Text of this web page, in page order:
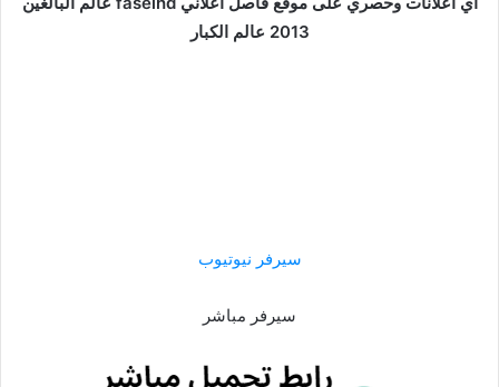
2013 عالم الكبار
سيرفر نيوتيوب
سيرفر مباشر